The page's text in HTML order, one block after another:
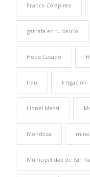
Franco Colapinto
garrafa en tu barrio
Hebe Casado
Iran Irrigación
Lionel Messi
Mendoza
Municipalidad de San